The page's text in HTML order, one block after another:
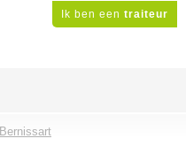
Ik ben een traiteur
Bernissart